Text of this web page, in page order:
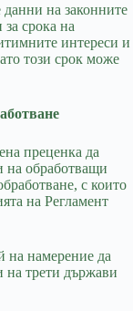
на законните
срока на
интереси и
този срок може
преценка да
на обработващи
с които
на Регламент
на намерение да
трети държави